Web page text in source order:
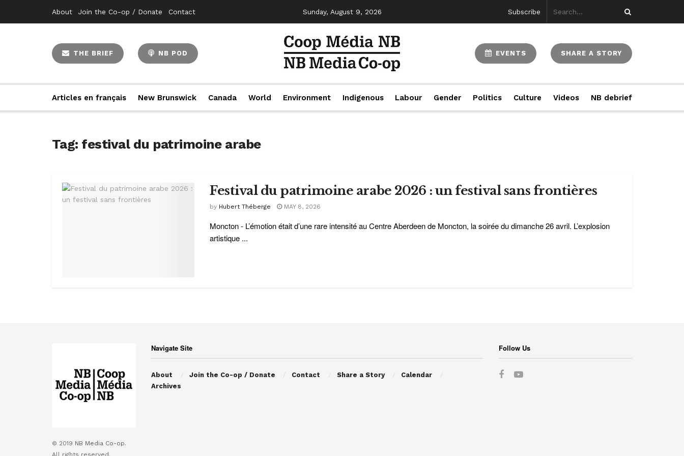
About Join the Co-op / Donate Contact Sunday, August 9, 2026 Subscribe
THE BRIEF NB POD EVENTS SHARE A STORY
Articles en français New Brunswick Canada World Environment Indigenous Labour Gender Politics Culture Videos NB debrief
Tag: festival du patrimoine arabe
Festival du patrimoine arabe 2026 : un festival sans frontières
by Hubert Théberge MAY 8, 2026
Moncton - L’émotion était d’une rare intensité au Centre Aberdeen de Moncton, la soirée du dimanche 26 avril. L’explosion
artistique ...
© 2019 NB Media Co-op.
All rights reserved.
Navigate Site
About Join the Co-op / Donate Contact Share a Story
Calendar
Archives
Follow Us